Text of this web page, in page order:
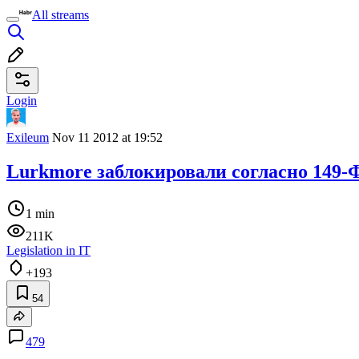
All streams
Login
Exileum Nov 11 2012 at 19:52
Lurkmore заблокировали согласно 149-
1 min
211K
Legislation in IT
+193
54
479